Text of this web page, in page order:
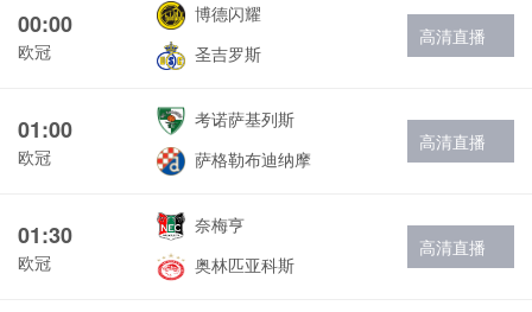
00:00
欧冠
博德闪耀
圣吉罗斯
高清直播
01:00
欧冠
考诺萨基列斯
萨格勒布迪纳摩
高清直播
01:30
欧冠
奈梅亨
奥林匹亚科斯
高清直播